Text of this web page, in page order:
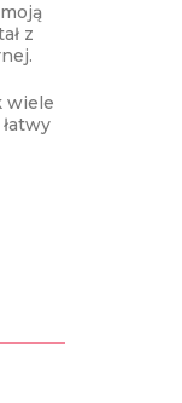
z
wiele